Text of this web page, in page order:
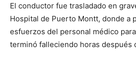
El conductor fue trasladado en
Hospital de Puerto Montt, donde a
esfuerzos del personal médico
terminó falleciendo horas después